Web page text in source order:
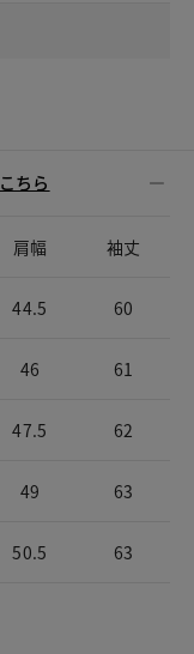
こちら
肩幅 袖丈
44.5 60
46 61
47.5 62
49 63
50.5 63